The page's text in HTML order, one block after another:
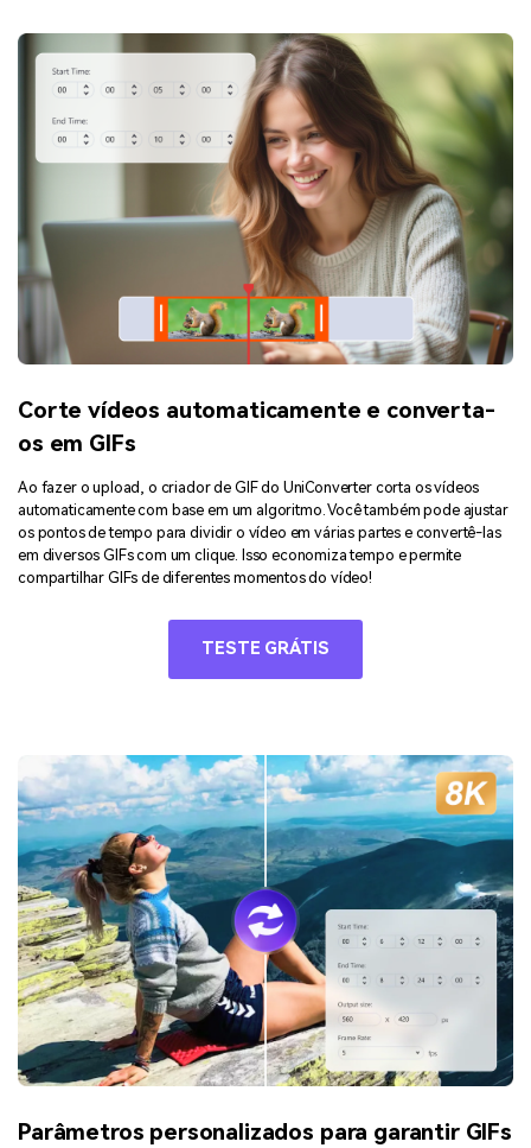
Corte vídeos automaticamente e converta-
os em GIFs
Ao fazer o upload, o criador de GIF do UniConverter corta os vídeos
automaticamente com base em um algoritmo. Você também pode ajustar
os pontos de tempo para dividir o vídeo em várias partes e convertê-las
em diversos GIFs com um clique. Isso economiza tempo e permite
compartilhar GIFs de diferentes momentos do vídeo!
TESTE GRÁTIS
Parâmetros personalizados para garantir GIFs